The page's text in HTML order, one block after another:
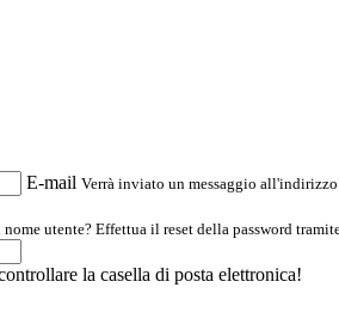
E-mail Verrà inviato un messaggio
utente? Effettua il reset della password
la casella di posta elettronica!